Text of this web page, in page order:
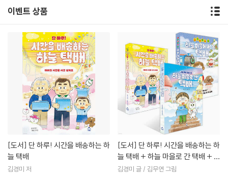
이벤트 상품
[도서]
늘 택배
김경미 저
[도서]
늘 택배 + 하늘 마을로 간 택배 + 크
리스마스 날, 하늘 마을에서 온 택배
김경미 글 / 김무연 그림